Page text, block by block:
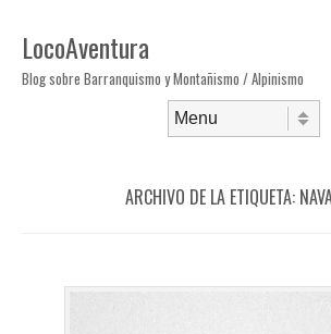
LocoAventura
Blog sobre Barranquismo y Montañismo / Alpinismo
ARCHIVO DE LA ETIQUETA: